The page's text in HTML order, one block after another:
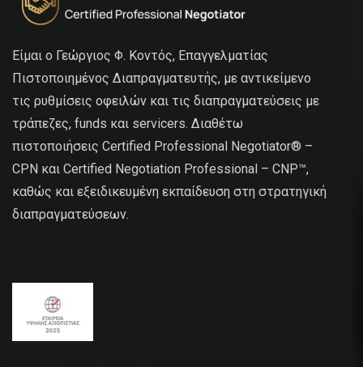
Είμαι ο Γεώργιος Φ. Κοντός, Επαγγελματίας
Πιστοποιημένος Διαπραγματευτής, με αντικείμενο
τις ρυθμίσεις οφειλών και τις διαπραγματεύσεις με
τράπεζες, funds και servicers. Διαθέτω
πιστοποιήσεις Certified Professional Negotiator® –
CPN και Certified Negotiation Professional – CNP™,
καθώς και εξειδικευμένη εκπαίδευση στη στρατηγική
διαπραγματεύσεων.